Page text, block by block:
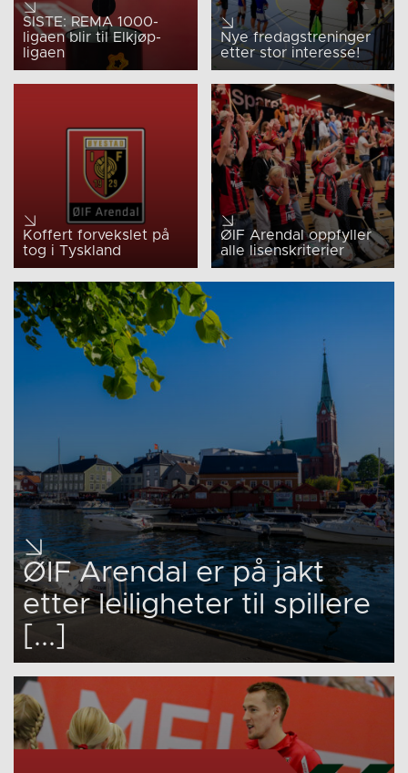
SISTE: REMA 1000-
ligaen blir til Elkjøp-
ligaen
Nye fredagstreninger
etter stor interesse!
Koffert forvekslet på
tog i Tyskland
ØIF Arendal oppfyller
alle lisenskriterier
ØIF Arendal er på jakt
etter leiligheter til spillere
[...]